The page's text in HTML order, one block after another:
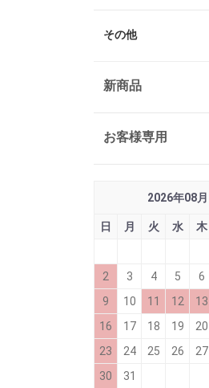
その他
新商品
お客様専用
2026年08月
日 月 火 水 木
2
3 4 5 6
9
10 11 12 13
16
17 18 19 20
23
24 25 26 27
30
31